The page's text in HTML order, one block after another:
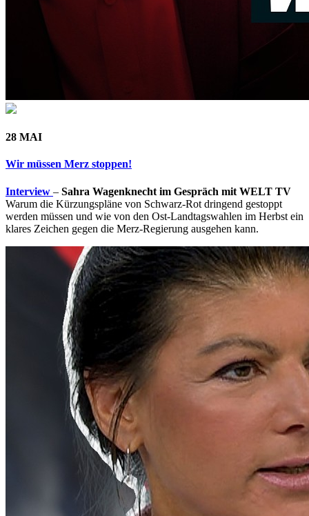
28 MAI
Wir müssen Merz stoppen!
Interview – Sahra Wagenknecht im Gespräch mit WELT TV
Warum die Kürzungspläne von Schwarz-Rot dringend gestoppt
werden müssen und wie von den Ost-Landtagswahlen im Herbst ein
klares Zeichen gegen die Merz-Regierung ausgehen kann.